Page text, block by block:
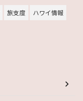
旅支度 ハワイ情報